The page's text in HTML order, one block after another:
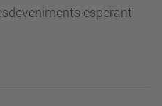
esperant